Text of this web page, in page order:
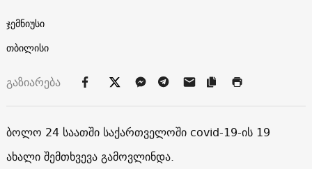
ჯემნიუსი
თბილისი
გაზიარება
ბოლო 24 საათში საქართველოში covid-19-ის 19
ახალი შემთხვევა გამოვლინდა.